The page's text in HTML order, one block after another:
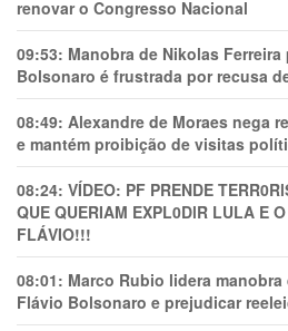
renovar o Congresso Nacional
09:53: Manobra de Nikolas
Bolsonaro é frustrada por recusa
08:49: Alexandre de Moraes nega
e mantém proibição de visitas
08:24: VÍDEO: PF PRENDE
QUE QUERIAM EXPL0DlR LULA E
FLÁVIO!!!
08:01: Marco Rubio lidera
Flávio Bolsonaro e prejudicar